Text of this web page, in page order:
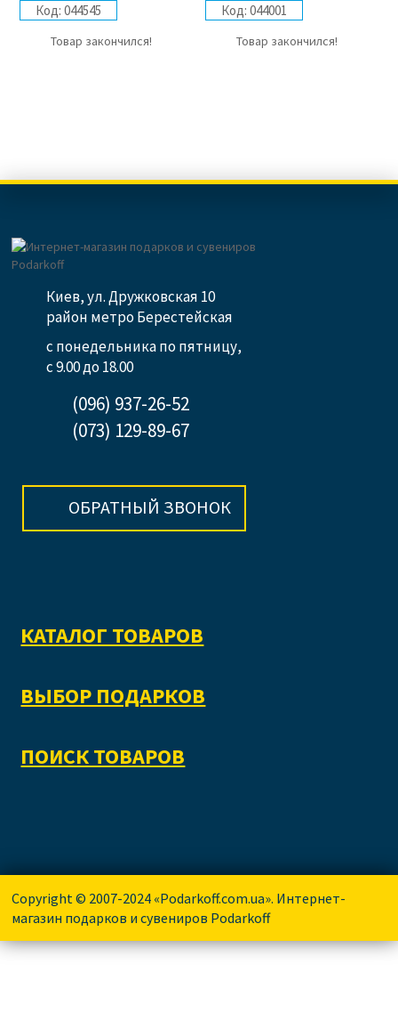
Код: 044545
Товар закончился!
Код: 044001
Товар закончился!
Киев, ул. Дружковская 10
район метро Берестейская
с понедельника по пятницу,
с 9.00 до 18.00
(096) 937-26-52
(073) 129-89-67
ОБРАТНЫЙ ЗВОНОК
КАТАЛОГ ТОВАРОВ
ВЫБОР ПОДАРКОВ
ПОИСК ТОВАРОВ
Copyright © 2007-2024 «Podarkoff.com.ua». Интернет-
магазин подарков и сувениров Podarkoff